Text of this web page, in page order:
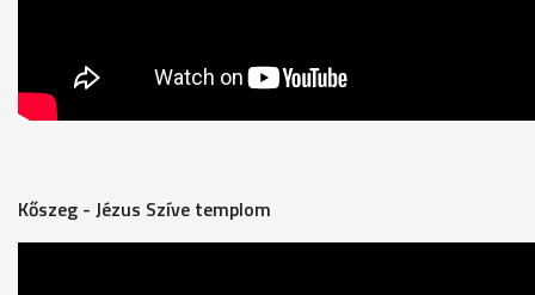
Kőszeg - Jézus Szíve templom